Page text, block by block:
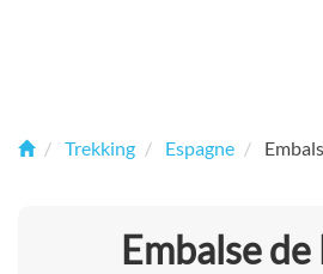
Trekking Espagne
Embalse